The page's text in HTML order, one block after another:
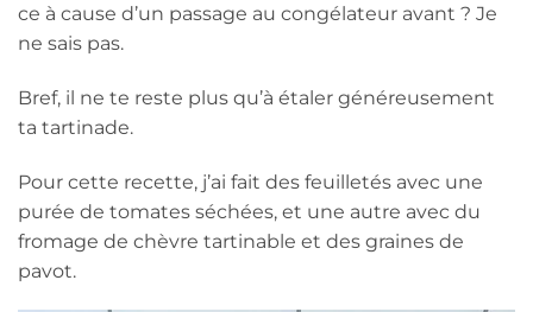
ce à cause d’un passage au congélateur avant ? Je
ne sais pas.
Bref, il ne te reste plus qu’à étaler généreusement
ta tartinade.
Pour cette recette, j’ai fait des feuilletés avec une
purée de tomates séchées, et une autre avec du
fromage de chèvre tartinable et des graines de
pavot.